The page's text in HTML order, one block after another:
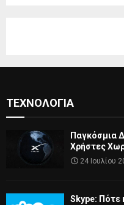
ΤΕΧΝΟΛΟΓΊΑ
Παγκόσμια
Χρήστες
24 Ιουλίου
Skype: Πότε